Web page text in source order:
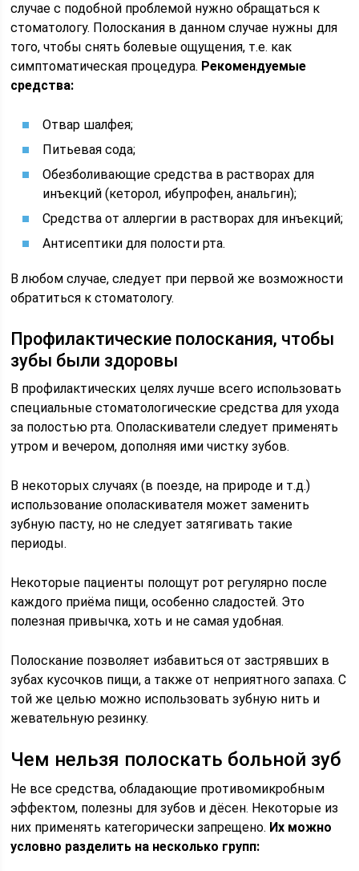
случае с подобной проблемой нужно обращаться к
стоматологу. Полоскания в данном случае нужны для
того, чтобы снять болевые ощущения, т.е. как
симптоматическая процедура. Рекомендуемые
средства:
Отвар шалфея;
Питьевая сода;
Обезболивающие средства в растворах для
инъекций (кеторол, ибупрофен, анальгин);
Средства от аллергии в растворах для инъекций;
Антисептики для полости рта.
В любом случае, следует при первой же возможности
обратиться к стоматологу.
Профилактические полоскания, чтобы
зубы были здоровы
В профилактических целях лучше всего использовать
специальные стоматологические средства для ухода
за полостью рта. Ополаскиватели следует применять
утром и вечером, дополняя ими чистку зубов.
В некоторых случаях (в поезде, на природе и т.д.)
использование ополаскивателя может заменить
зубную пасту, но не следует затягивать такие
периоды.
Некоторые пациенты полощут рот регулярно после
каждого приёма пищи, особенно сладостей. Это
полезная привычка, хоть и не самая удобная.
Полоскание позволяет избавиться от застрявших в
зубах кусочков пищи, а также от неприятного запаха. С
той же целью можно использовать зубную нить и
жевательную резинку.
Чем нельзя полоскать больной зуб
Не все средства, обладающие противомикробным
эффектом, полезны для зубов и дёсен. Некоторые из
них применять категорически запрещено. Их можно
условно разделить на несколько групп: